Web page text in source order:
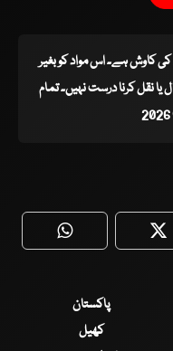
کی کاوش ہے۔ اس مواد کو بغیر
نقل کرنا درست نہیں۔ تمام
WhatsApp
پاکستان
کھیل